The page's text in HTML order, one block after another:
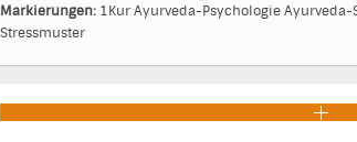
Markierungen: 1KurAyurveda-PsychologieAyurveda-
Stressmuster